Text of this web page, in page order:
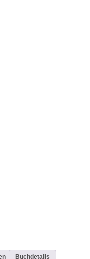
Buchdetails